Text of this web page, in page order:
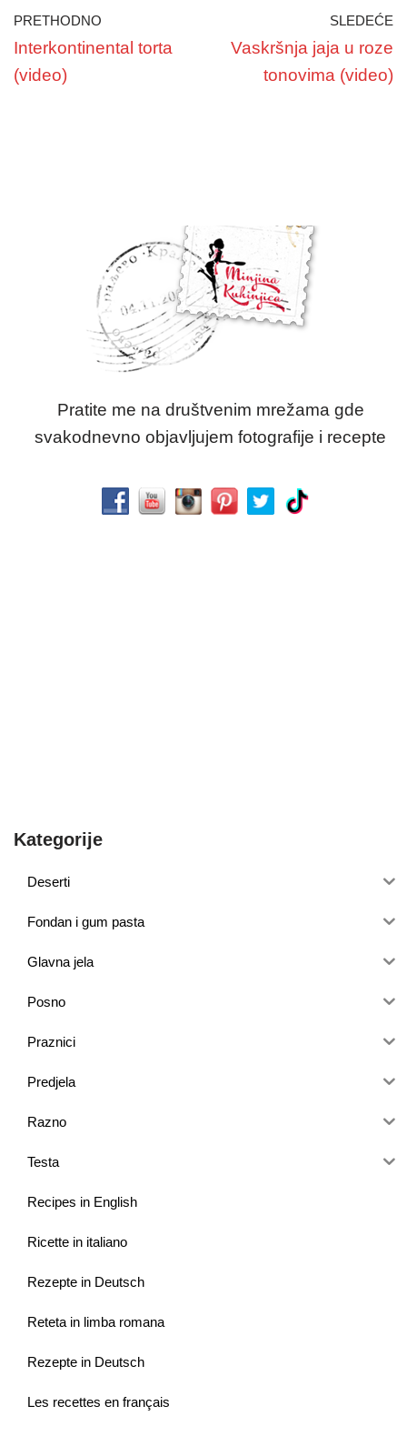
PRETHODNO
Interkontinental torta
(video)
SLEDEĆE
Vaskršnja jaja u roze
tonovima (video)
Pratite me na društvenim mrežama gde
svakodnevno objavljujem fotografije i recepte
Kategorije
Deserti
Fondan i gum pasta
Glavna jela
Posno
Praznici
Predjela
Razno
Testa
Recipes in English
Ricette in italiano
Rezepte in Deutsch
Reteta in limba romana
Rezepte in Deutsch
Les recettes en français